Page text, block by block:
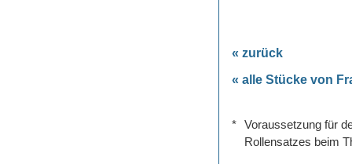
« zurück
« alle Stücke von
*
Voraussetzung für
Rollensatzes beim